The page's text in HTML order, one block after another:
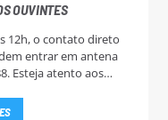
OUVINTES
12h, o contato direto
entrar em antena